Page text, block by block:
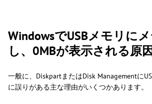
WindowsでUSBメモリに
し、0MBが表示される原
一般に、DiskpartまたはDisk Managementに
に誤りがある主な理由がいくつかあります。